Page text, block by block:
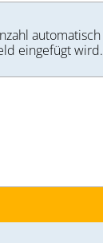
automatisch
eingefügt wird.